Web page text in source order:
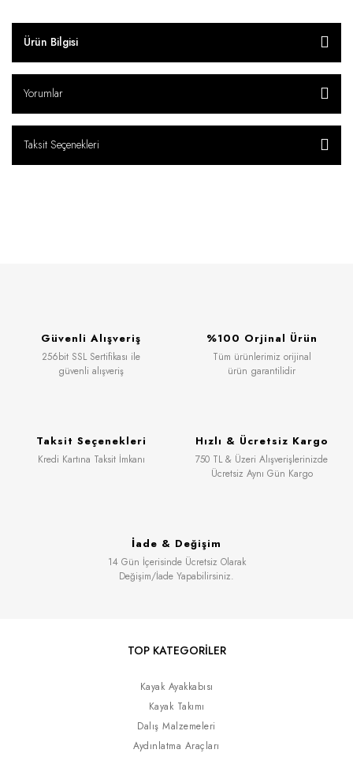
Ürün Bilgisi
Yorumlar
Taksit Seçenekleri
Güvenli Alışveriş
256bit SSL Sertifikası ile
güvenli alışveriş
%100 Orjinal Ürün
Tüm ürünlerimiz orijinal
ürün garantilidir
Taksit Seçenekleri
Kredi Kartına Taksit İmkanı
Hızlı & Ücretsiz Kargo
750 TL & Üzeri Alışverişlerinizde
Ücretsiz Aynı Gün Kargo
İade & Değişim
14 Gün İçerisinde Ücretsiz Olarak
Değişim/İade Yapabilirsiniz.
TOP KATEGORİLER
Kayak Ayakkabısı
Kayak Takımı
Dalış Malzemeleri
Aydınlatma Araçları